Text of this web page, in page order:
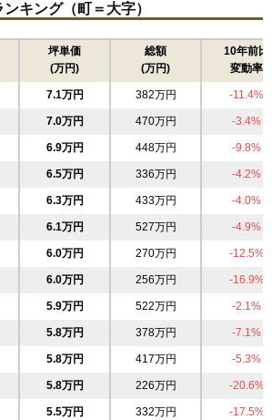
キング（町＝大字）
坪単価
(万円)
総額
(万円)
10年前比
変動率
7.1万円 382万円 -11.4%
7.0万円 470万円 -3.4%
6.9万円 448万円 -9.8%
6.5万円 336万円 -4.2%
6.3万円 433万円 -4.0%
6.1万円 527万円 -4.9%
6.0万円 270万円 -12.5%
6.0万円 256万円 -16.9%
5.9万円 522万円 -2.1%
5.8万円 378万円 -7.1%
5.8万円 417万円 -5.3%
5.8万円 226万円 -20.6%
5.5万円 332万円 -17.5%